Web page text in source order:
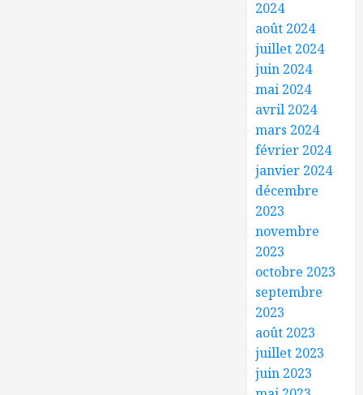
2024
août 2024
juillet 2024
juin 2024
mai 2024
avril 2024
mars 2024
février 2024
janvier 2024
décembre
2023
novembre
2023
octobre 2023
septembre
2023
août 2023
juillet 2023
juin 2023